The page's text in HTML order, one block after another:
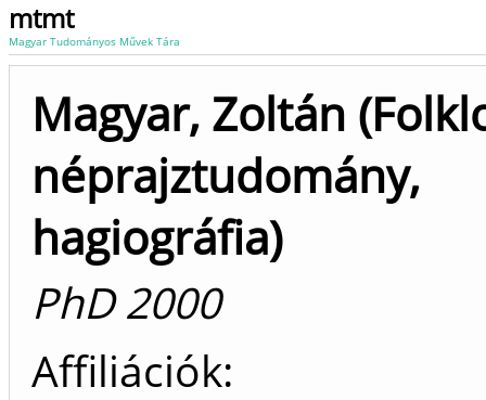
mtmt
Magyar Tudományos Művek Tára
Magyar, Zoltán
néprajztudomány,
hagiográfia)
PhD 2000
Affiliációk